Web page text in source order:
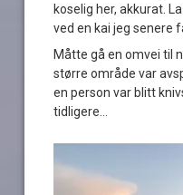
koselig her, akkurat.
ved en kai jeg senere
Måtte gå en omvei til
større område var
en person var blitt
tidligere…